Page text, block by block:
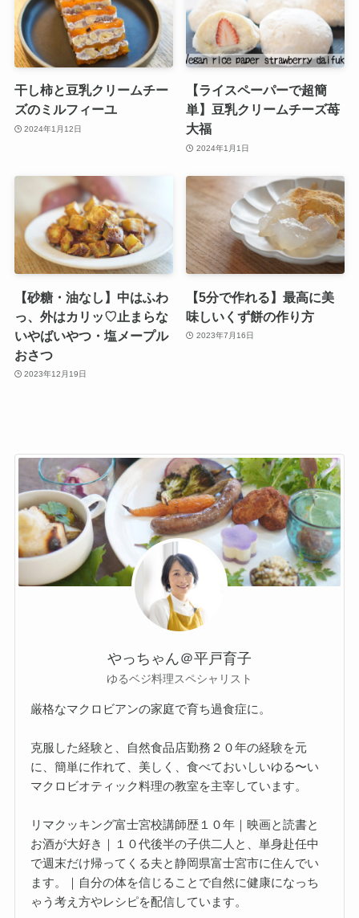
干し柿と豆乳クリームチー
ズのミルフィーユ
2024年1月12日
【ライスペーパーで超簡
単】豆乳クリームチーズ苺
大福
2024年1月1日
【砂糖・油なし】中はふわ
っ、外はカリッ♡止まらな
いやばいやつ・塩メープル
おさつ
2023年12月19日
【5分で作れる】最高に美
味しいくず餅の作り方
2023年7月16日
やっちゃん＠平戸育子
ゆるベジ料理スペシャリスト
厳格なマクロビアンの家庭で育ち過食症に。
克服した経験と、自然食品店勤務２０年の経験を元
に、簡単に作れて、美しく、食べておいしいゆる〜い
マクロビオティック料理の教室を主宰しています。
リマクッキング富士宮校講師歴１０年｜映画と読書と
お酒が大好き｜１０代後半の子供二人と、単身赴任中
で週末だけ帰ってくる夫と静岡県富士宮市に住んでい
ます。｜自分の体を信じることで自然に健康になっち
ゃう考え方やレシピを配信しています。